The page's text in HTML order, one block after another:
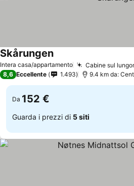
Intera casa/appartamento Cabine sul
SkårungenScopri i prezzi
8,6 Eccellente 1.493 9.4 km da:
Da 152 €
Guarda i prezzi di 5 siti